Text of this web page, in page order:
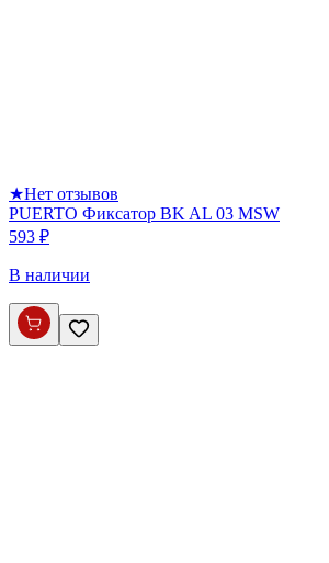
★Нет отзывов
PUERTO Фиксатор BK AL 03 MSW
593 ₽
В наличии